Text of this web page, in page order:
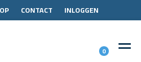
CONTACT INLOGGEN
0